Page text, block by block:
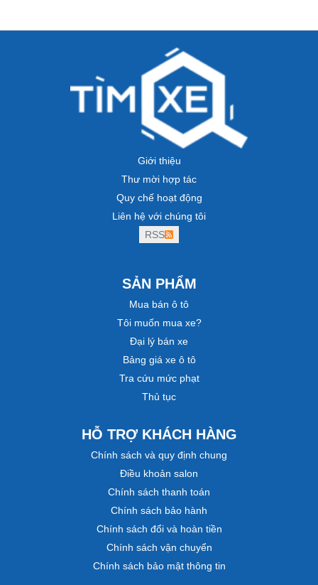
Giới thiệu
Thư mời hợp tác
Quy chế hoạt động
Liên hệ với chúng tôi
RSS
SẢN PHẨM
Mua bán ô tô
Tôi muốn mua xe?
Đại lý bán xe
Bảng giá xe ô tô
Tra cứu mức phạt
Thủ tục
HỖ TRỢ KHÁCH HÀNG
Chính sách và quy định chung
Điều khoản salon
Chính sách thanh toán
Chính sách bảo hành
Chính sách đổi và hoàn tiền
Chính sách vận chuyển
Chính sách bảo mật thông tin